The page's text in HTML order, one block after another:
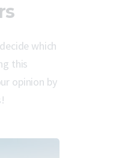
which
this
opinion by